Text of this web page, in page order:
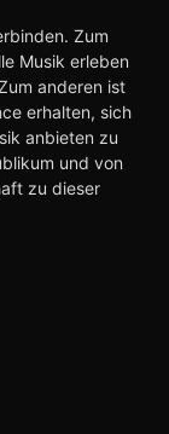
Zum
Musik erleben
anderen ist
erhalten, sich
anbieten zu
und von
zu dieser